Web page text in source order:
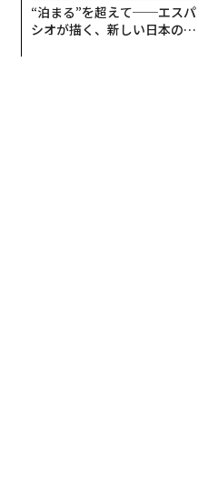
“泊まる”を超えて──エスパ
シオが描く、新しい日本のラ